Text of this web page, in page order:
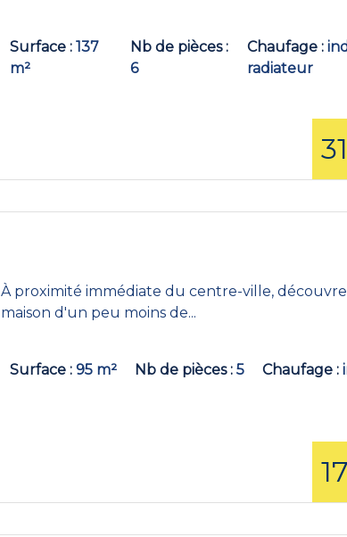
Surface 137
m²
Nb de pièces
6
Chaufage
radiateur
À proximité immédiate du centre-ville,
maison d'un peu moins de...
Surface 95 m² Nb de pièces 5 Chaufage